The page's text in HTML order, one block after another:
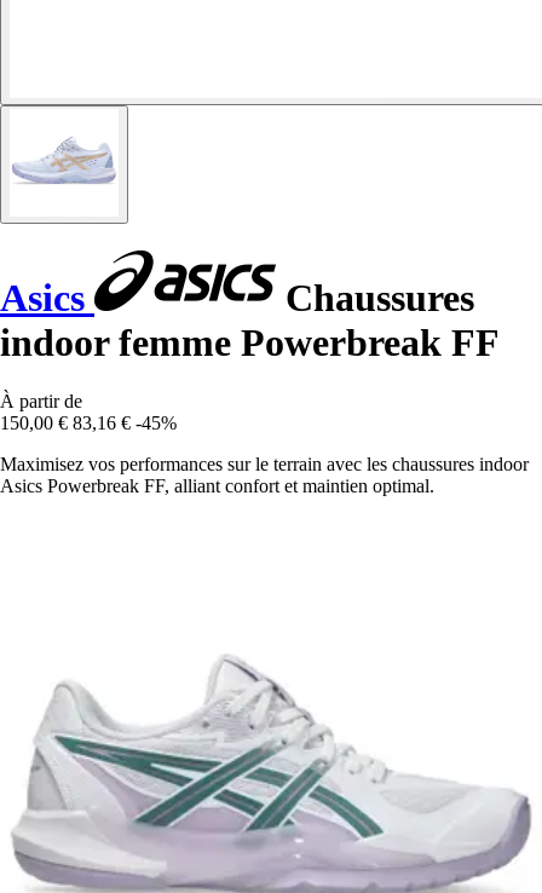
Asics
Chaussures
indoor femme Powerbreak FF
À partir de
150,00 € 83,16 € -45%
Maximisez vos performances sur le terrain avec les chaussures indoor
Asics Powerbreak FF, alliant confort et maintien optimal.